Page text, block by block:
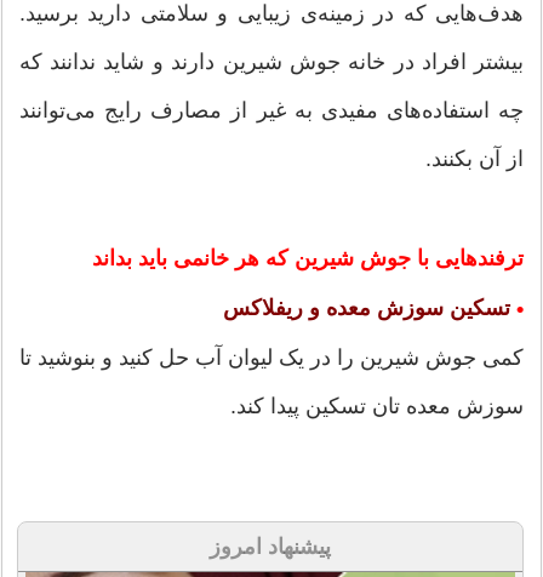
هدف‌هایی که در زمینه‌ی زیبایی و سلامتی دارید برسید.
بیشتر افراد در خانه جوش شیرین دارند و شاید ندانند که
چه استفاده‌های مفیدی به غیر از مصارف رایج می‌توانند
از آن بکنند.
ترفندهایی با جوش شیرین که هر خانمی باید بداند
•تسکین سوزش معده و ریفلاکس
کمی جوش شیرین را در یک لیوان آب حل کنید و بنوشید تا
سوزش معده تان تسکین پیدا کند.
پیشنهاد امروز